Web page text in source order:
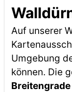
Auf unserer
Umgebung
können. Die
Breitengrade